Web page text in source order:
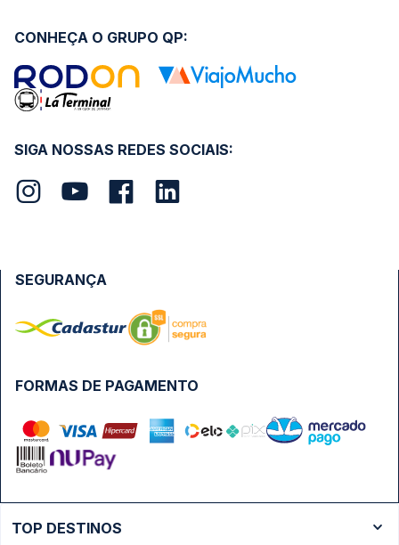
SIGA NOSSAS REDES SOCIAIS:
CONHEÇA O GRUPO QP:
FORMAS DE PAGAMENTO
SEGURANÇA
TOP DESTINOS